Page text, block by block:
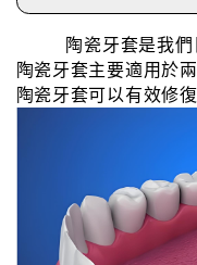
陶瓷牙套是我
陶瓷牙套主要適用於
陶瓷牙套可以有效修